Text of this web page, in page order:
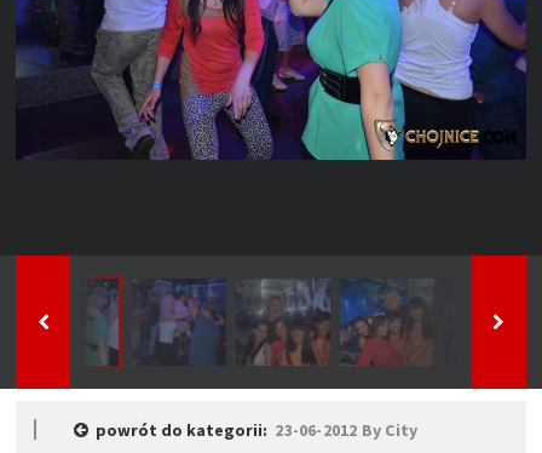
powrót do kategorii: 23-06-2012 By City